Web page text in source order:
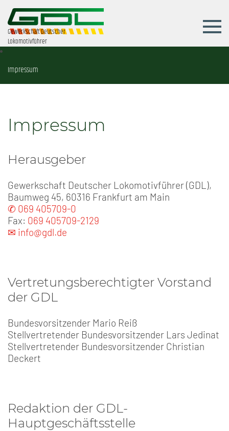
Gewerkschaft Deutscher
Lokomotivführer
Impressum
Impressum
Herausgeber
Gewerkschaft Deutscher Lokomotivführer (GDL),
Baumweg 45, 60316 Frankfurt am Main
✆ 069 405709-0
Fax: 069 405709-2129
✉ info@gdl.de
Vertretungsberechtigter Vorstand
der GDL
Bundesvorsitzender Mario Reiß
Stellvertretender Bundesvorsitzender Lars Jedinat
Stellvertretender Bundesvorsitzender Christian
Deckert
Redaktion der GDL-
Hauptgeschäftsstelle